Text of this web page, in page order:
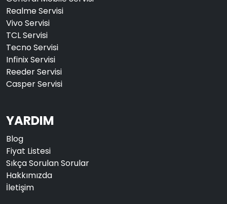
Realme Servisi
Vivo Servisi
TCL Servisi
Tecno Servisi
Infinix Servisi
Reeder Servisi
Casper Servisi
YARDIM
Blog
Fiyat Listesi
Sıkça Sorulan Sorular
Hakkımızda
İletişim